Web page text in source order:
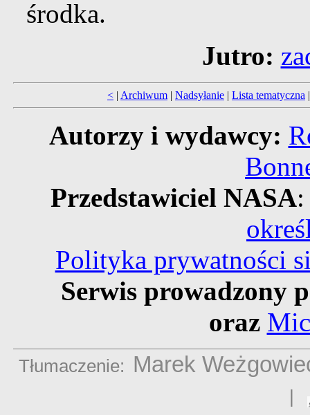
środka.
Jutro:
< | Archiwum | Nadsyłanie | Lista tematyczna
Autorzy i wydawcy:
Przedstawiciel NASA
Polityka prywatności
Serwis prowadzony
oraz
Tłumaczenie: Marek
|